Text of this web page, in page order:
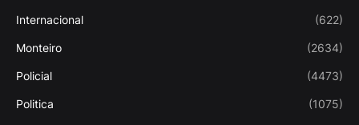
Internacional (622)
Monteiro (2634)
Policial (4473)
Politica (1075)